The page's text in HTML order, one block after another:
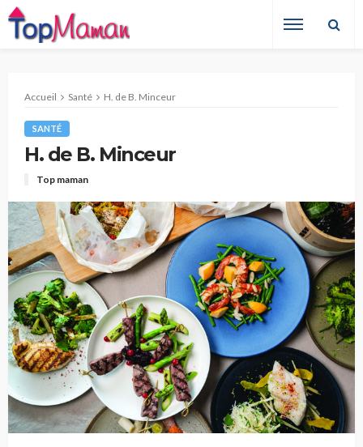
Accueil Santé H. de B. Minceur
SANTÉ
H. de B. Minceur
Top maman